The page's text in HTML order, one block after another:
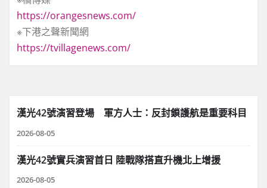
https://orangesnews.com/
※下港之聲新聞網
https://tvillagenews.com/
漢光42號演習登場 軍方人士：反封鎖護航是重要科目
2026-08-05
漢光42號實兵演習首日 陸戰隊搭直升機北上增援
2026-08-05